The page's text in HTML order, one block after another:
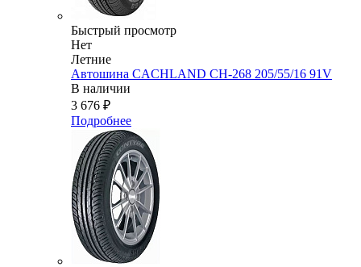
Быстрый просмотр
Нет
Летние
Автошина CACHLAND CH-268 205/55/16 91V
В наличии
3 676 ₽
Подробнее